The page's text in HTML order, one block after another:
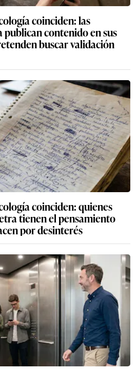
coinciden: las
publican contenido en sus
buscar validación
coinciden: quienes
tienen el pensamiento
por desinterés